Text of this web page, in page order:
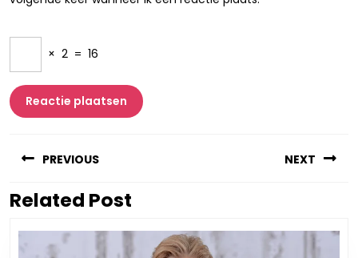
× 2 = 16
PREVIOUS
Vorig
NEXT
Related Post